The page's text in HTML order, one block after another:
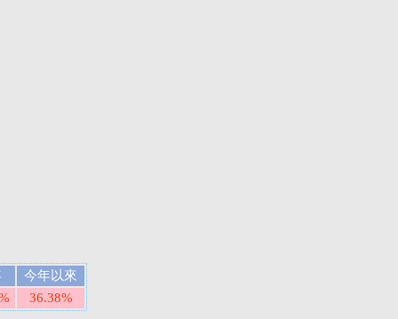
今年以來
36.38%